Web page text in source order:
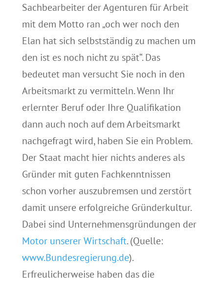
Sachbearbeiter der Agenturen für Arbeit
mit dem Motto ran „och wer noch den
Elan hat sich selbstständig zu machen um
den ist es noch nicht zu spät“. Das
bedeutet man versucht Sie noch in den
Arbeitsmarkt zu vermitteln. Wenn Ihr
erlernter Beruf oder Ihre Qualifikation
dann auch noch auf dem Arbeitsmarkt
nachgefragt wird, haben Sie ein Problem.
Der Staat macht hier nichts anderes als
Gründer mit guten Fachkenntnissen
schon vorher auszubremsen und zerstört
damit unsere erfolgreiche Gründerkultur.
Dabei sind Unternehmensgründungen der
Motor unserer Wirtschaft. (Quelle:
www.Bundesregierung.de).
Erfreulicherweise haben das die